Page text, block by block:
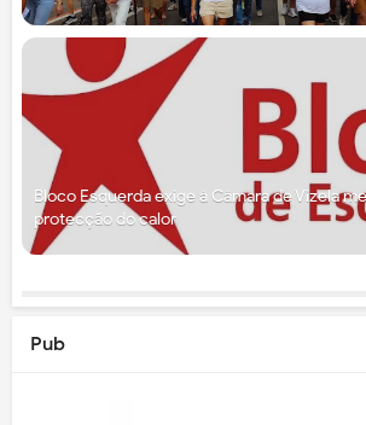
Bloco Esquerda exige à Câmara de Vizela
protecção do calor
Pub